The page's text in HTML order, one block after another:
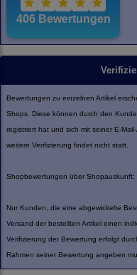
Bewertungen zu einzelnen Artikel
Shops. Diese können durch den
registriert hat und sich mit seiner E-
weitere Verifizierung findet nicht statt.
Shopbewertungen über Shopauskunft:
Nur Kunden, die eine abgewickelte
Versand der bestellten Artikel einen
Verifizierung der Bewertung erfolgt
Rahmen seiner Bewertung angeben